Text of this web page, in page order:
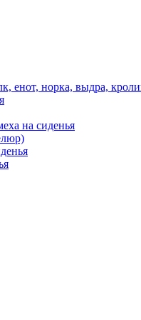
енот, норка, выдра,
на сиденья